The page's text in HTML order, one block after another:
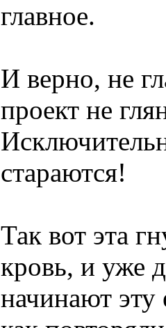
главное.
И верно, не
проект не
стараются!
Так вот эта
кровь, и уже
начинают эту